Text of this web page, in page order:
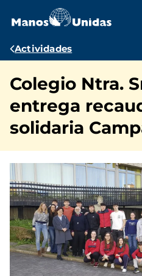
contenido
Ruta
navegación
Actividades
Colegio Ntra.
entrega
solidaria